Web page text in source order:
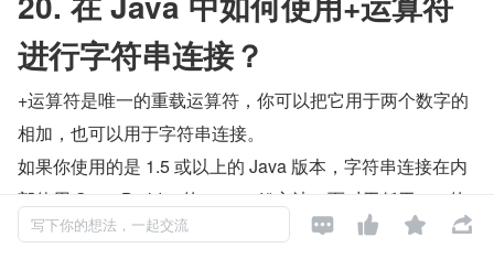
进行字符串连接？
+运算符是唯一的重载运算符，你可以把它用于两个数字的
相加，也可以用于字符串连接。
如果你使用的是 1.5 或以上的 Java 版本，字符串连接在内
部使用 StringBuilder 的 append()方法。而对于低于 1.5 的
版本，它使用 StringBuffer 类的 append()方法。
写下你的想法，一起交流    